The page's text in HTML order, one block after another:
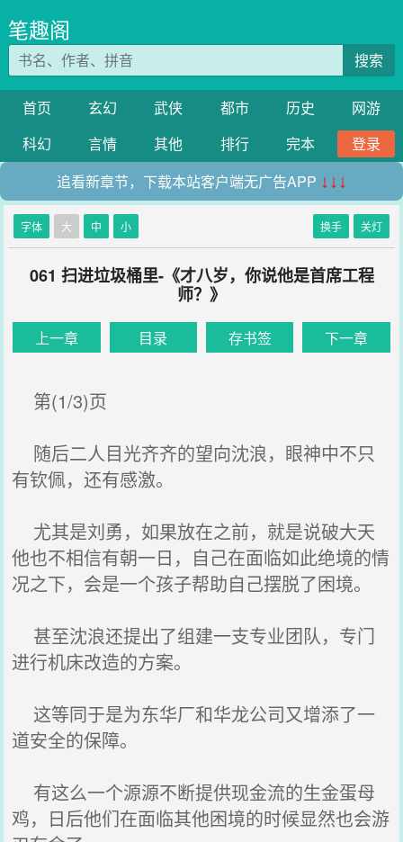
笔趣阁
搜索
首页 玄幻 武侠 都市 历史
网游
科幻
言情 其他 排行 完本
登录
追看新章节，下载本站客户端无广告APP ↓↓↓
字体 大 中 小 换手 关灯
061 扫进垃圾桶里-《才八岁，你说他是首席工程
师？》
上一章 目录 存书签 下一章
第(1/3)页
随后二人目光齐齐的望向沈浪，眼神中不只
有钦佩，还有感激。
尤其是刘勇，如果放在之前，就是说破大天
他也不相信有朝一日，自己在面临如此绝境的情
况之下，会是一个孩子帮助自己摆脱了困境。
甚至沈浪还提出了组建一支专业团队，专门
进行机床改造的方案。
这等同于是为东华厂和华龙公司又增添了一
道安全的保障。
有这么一个源源不断提供现金流的生金蛋母
鸡，日后他们在面临其他困境的时候显然也会游